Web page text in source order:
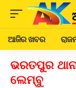
ଆଜିର ଖବର
ଭରତପୁର
ଲେମ୍ବୁ